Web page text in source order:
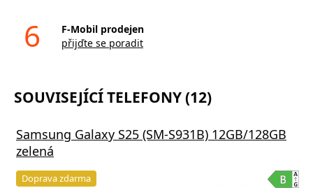
6
F-Mobil prodejen
přijďte se poradit
SOUVISEJÍCÍ TELEFONY (12)
Samsung Galaxy S25 (SM-S931B) 12GB/128GB
zelená
Doprava zdarma